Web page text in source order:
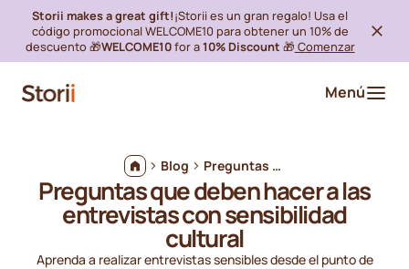
Storii makes a great gift!¡Storii es un gran regalo! Usa el
código promocional WELCOME10 para obtener un 10% de
descuento 🎁WELCOME10for a10% Discount 🎁 Comenzar
Menú
Blog Preguntas que deben hacer a las entrevistas con sensibilidad cultural
Preguntas que deben hacer a las
entrevistas con sensibilidad
cultural
Aprenda a realizar entrevistas sensibles desde el punto de